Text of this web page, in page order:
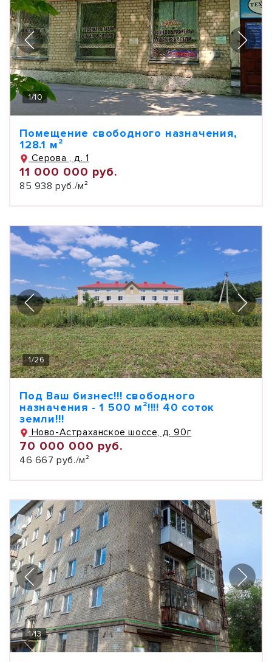
1/10
Помещение свободного назначения,
128.1 м²
Серова , д. 1
11 000 000 руб.
85 938 руб./м²
1/26
Под Ваш бизнес!!! свободного
назначения - 1 500 м²!!!! 40 соток
земли!!!
Ново-Астраханское шоссе, д. 90г
70 000 000 руб.
46 667 руб./м²
1/13